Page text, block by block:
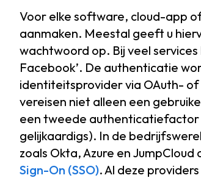
Voor elke software, cloud-app
aanmaken. Meestal geeft u
wachtwoord op. Bij veel services
Facebook’. De authenticatie
identiteitsprovider via OAuth-
vereisen niet alleen een
een tweede authenticatiefactor
gelijkaardigs). In de
zoals Okta, Azure en
Sign-On (SSO). Al deze